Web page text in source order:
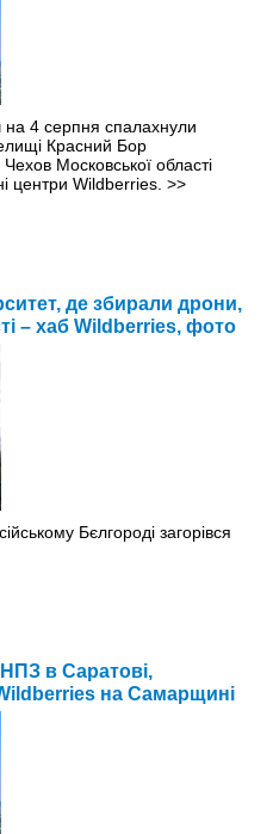
на 4 серпня спалахнули
Красний Бор
Чехов Московської області
центри Wildberries. >>
де збирали дрони,
– хаб Wildberries, фото
Бєлгороді загорівся
в Саратові,
на Самарщині